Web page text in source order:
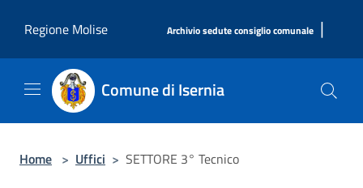
Regione Molise
Archivio sedute consiglio comunale |
Comune di Isernia
Home > Uffici > SETTORE 3° Tecnico